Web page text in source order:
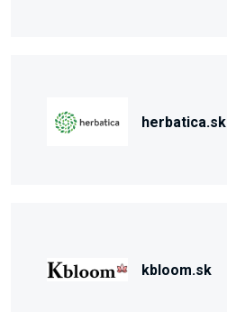
herbatica.sk
kbloom.sk